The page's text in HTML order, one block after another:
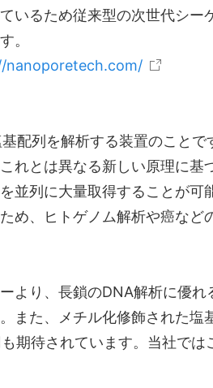
いるため従来型の次世代シ
。
nanoporetech.com/
配列を解析する装置のこと
れとは異なる新しい原理に
並列に大量取得することが
め、ヒトゲノム解析や癌な
より、長鎖のDNA解析に優
また、メチル化修飾された
期待されています。当社で